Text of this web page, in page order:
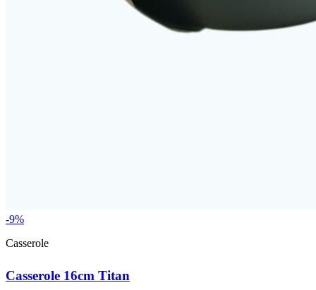
-9%
Casserole
Casserole 16cm Titan